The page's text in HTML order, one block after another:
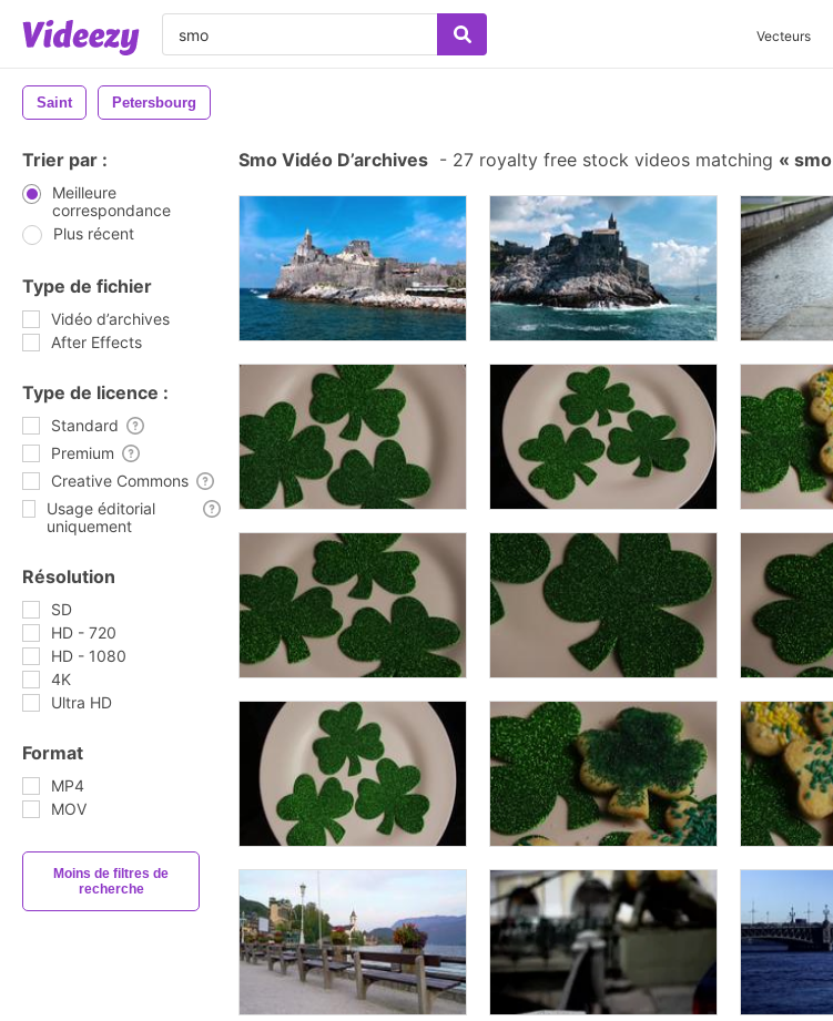
Vecteurs
Saint Petersbourg
Trier par :
Meilleure
correspondance
Plus récent
Type de fichier
Vidéo d’archives
After Effects
Type de licence :
Standard
Premium
Creative Commons
Usage éditorial
uniquement
Résolution
SD
HD - 720
HD - 1080
4K
Ultra HD
Format
MP4
MOV
Moins de filtres de
recherche
Smo Vidéo D’archives - 27 royalty free stock videos matching smo